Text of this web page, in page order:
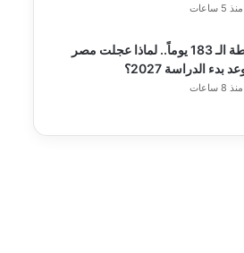
منذ 5 ساعات
خطة الـ 183 يوماً.. لماذا عجلت مصر
بدء الدراسة 2027؟
منذ 8 ساعات